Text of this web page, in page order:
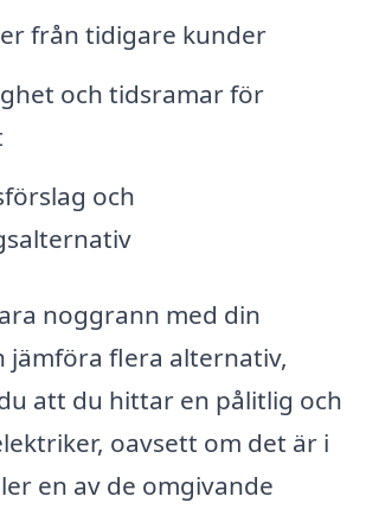
från tidigare kunder
och tidsramar för
och
noggrann med din
jämföra flera alternativ,
att du hittar en pålitlig och
oavsett om det är i
en av de omgivande